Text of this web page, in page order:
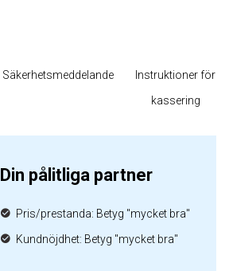
Säkerhetsmeddelande
Instruktioner för
kassering
Din pålitliga partner
Pris/prestanda: Betyg "mycket bra"
Kundnöjdhet: Betyg "mycket bra"